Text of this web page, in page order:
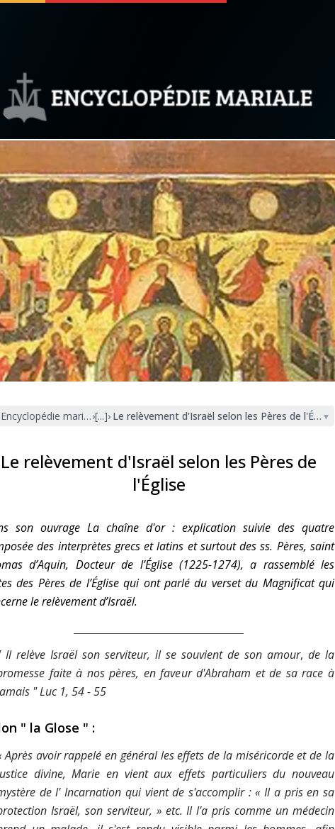
soutenir À propos Facebook Infos légales
◼︎À la une
1000 Raisons de Croire
Chapelet pour le monde
Contact
Faire un don
Marie de Nazareth
Encyclopédie mariale
›[...]› Le relèvement d'Israël selon les Pères de l'Église
▾
Le relèvement d'Israël selon les Pères de
l'Église
son ouvrage La chaîne d'or : explication suivie des quatre
des interprètes grecs et latins et surtout des ss. Pères, saint
d’Aquin, Docteur de l’Église (1225-1274), a rassemblé les
des Pères de l’Église qui ont parlé du verset du Magnificat qui
le relèvement d’Israël.
Il relève Israël son serviteur, il se souvient de son amour, de la
faite à nos pères, en faveur d'Abraham et de sa race à
"Luc 1, 54 - 55
" la Glose " :
Après avoir rappelé en général les effets de la miséricorde et de la
divine, Marie en vient aux effets particuliers du nouveau
de l' Incarnation qui vient de s'accomplir : « Il a pris en sa
Israël, son serviteur, » etc. Il l'a pris comme un médecin